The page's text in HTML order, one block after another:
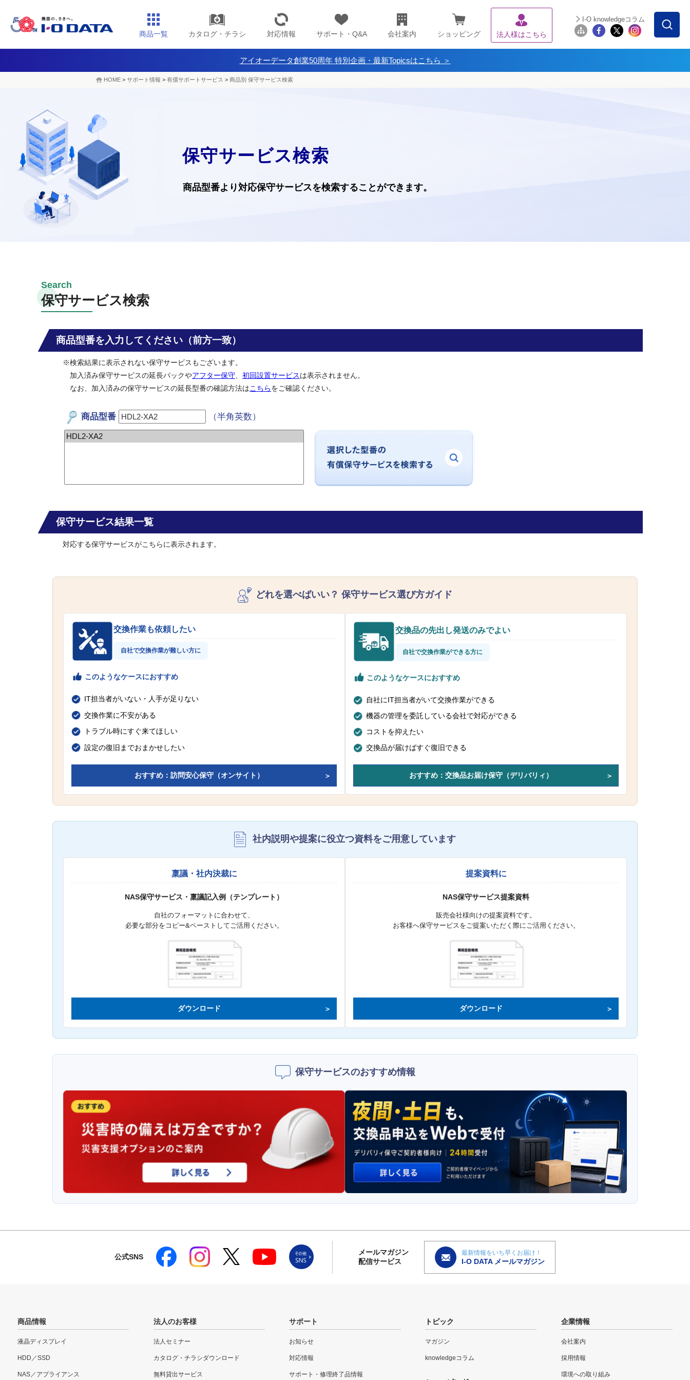
商品一覧 カタログ・チラシ 対応情報 サポート・Q&A 会社案内 ショッピング 法人様はこちら
I-O knowledgeコラム
アイオーデータ創業50周年 特別企画・最新Topicsはこちら ＞
HOME > サポート情報 > 有償サポートサービス > 商品別 保守サービス検索
保守サービス検索
商品型番より対応保守サービスを検索することができます。
保守サービス検索
商品型番を入力してください（前方一致）
※検索結果に表示されない保守サービスもございます。
加入済み保守サービスの延長パックやアフター保守 初回設置サービスは表示されません。
なお、加入済みの保守サービスの延長型番の確認方法はこちらをご確認ください。
商品型番 （半角英数）
保守サービス結果一覧
対応する保守サービスがこちらに表示されます。
どれを選べばいい？ 保守サービス選び方ガイド
交換作業も依頼したい
自社で交換作業が難しい方に
このようなケースにおすすめ
IT担当者がいない・人手が足りない
交換作業に不安がある
トラブル時にすぐ来てほしい
設定の復旧までおまかせしたい
おすすめ：訪問安心保守（オンサイト）
交換品の先出し発送のみでよい
自社で交換作業ができる方に
このようなケースにおすすめ
自社にIT担当者がいて交換作業ができる
機器の管理を委託している会社で対応ができる
コストを抑えたい
交換品が届けばすぐ復旧できる
おすすめ：交換品お届け保守（デリバリィ）
社内説明や提案に役立つ資料をご用意しています
稟議・社内決裁に
NAS保守サービス・稟議記入例（テンプレート）
自社のフォーマットに合わせて、
必要な部分をコピー&ペーストしてご活用ください。
ダウンロード
提案資料に
NAS保守サービス提案資料
販売会社様向けの提案資料です。
お客様へ保守サービスをご提案いただく際にご活用ください。
ダウンロード
保守サービスのおすすめ情報
公式SNS
メールマガジン
配信サービス
最新情報をいち早くお届け！
I-O DATA メールマガジン
商品情報
液晶ディスプレイ
HDD／SSD
NAS／アプライアンス
法人のお客様
法人セミナー
カタログ・チラシダウンロード
無料貸出サービス
サポート
お知らせ
対応情報
サポート・修理終了品情報
トピック
マガジン
knowledgeコラム
企業情報
会社案内
採用情報
環境への取り組み